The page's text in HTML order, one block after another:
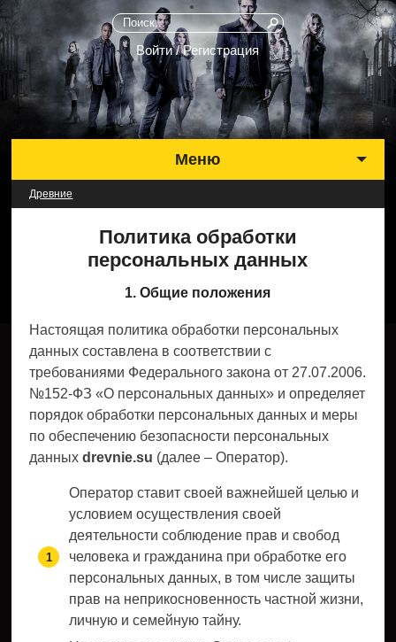
Войти / Регистрация
Меню
Лучшие серии
Актеры
Музыка
Новости
Древние
Политика обработки
персональных данных
1. Общие положения
Настоящая политика обработки персональных
данных составлена в соответствии с
требованиями Федерального закона от 27.07.2006.
№152-ФЗ «О персональных данных» и определяет
порядок обработки персональных данных и меры
по обеспечению безопасности персональных
данныхdrevnie.su (далее – Оператор).
Оператор ставит своей важнейшей целью и
условием осуществления своей
деятельности соблюдение прав и свобод
человека и гражданина при обработке его
персональных данных, в том числе защиты
прав на неприкосновенность частной жизни,
личную и семейную тайну.